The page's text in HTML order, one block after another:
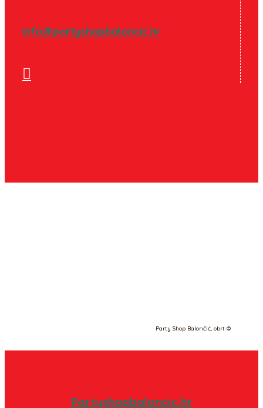
info@partyshopbaloncic.hr
Party Shop Balončić, obrt ©
Partyshopbaloncic.hr